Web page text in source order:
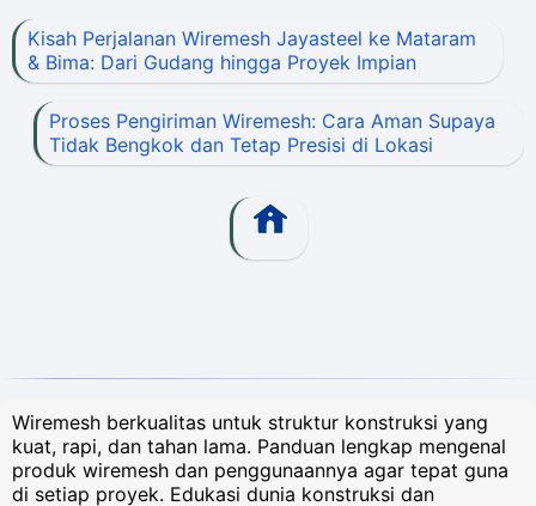
Kisah Perjalanan Wiremesh Jayasteel ke Mataram
& Bima: Dari Gudang hingga Proyek Impian
Proses Pengiriman Wiremesh: Cara Aman Supaya
Tidak Bengkok dan Tetap Presisi di Lokasi
Wiremesh berkualitas untuk struktur konstruksi yang
kuat, rapi, dan tahan lama. Panduan lengkap mengenal
produk wiremesh dan penggunaannya agar tepat guna
di setiap proyek. Edukasi dunia konstruksi dan